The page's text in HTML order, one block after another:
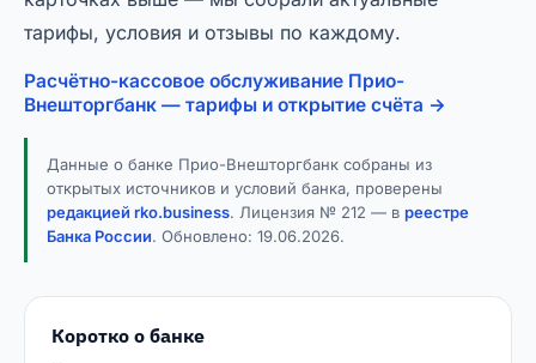
тарифы, условия и отзывы по каждому.
Расчётно-кассовое обслуживание Прио-
Внешторгбанк — тарифы и открытие счёта →
Данные о банке Прио-Внешторгбанк собраны из
открытых источников и условий банка, проверены
редакцией rko.business. Лицензия № 212 — в реестре
Банка России. Обновлено: 19.06.2026.
Коротко о банке